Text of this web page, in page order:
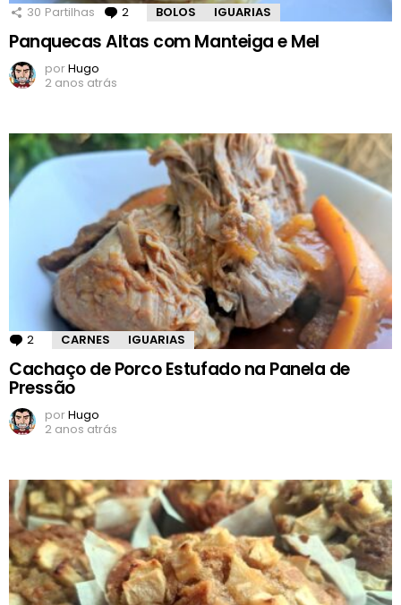
30 Partilhas 2 Comentários
BOLOS IGUARIAS
Panquecas Altas com Manteiga e Mel
porHugo
2 anos atrás
2 Comentários
CARNES IGUARIAS
Cachaço de Porco Estufado na Panela de
Pressão
porHugo
2 anos atrás